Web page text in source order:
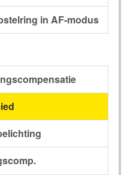
in AF-modus